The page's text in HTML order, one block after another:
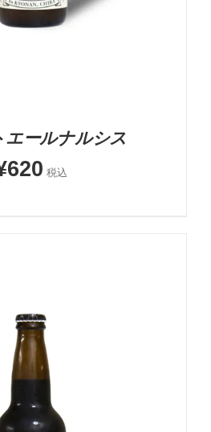
ールナルシス
620 税込
5段階中
5.00
の評価